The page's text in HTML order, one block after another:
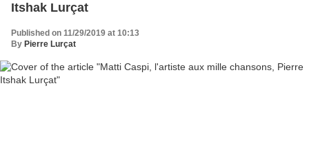
Itshak Lurçat
Published on 11/29/2019 at 10:13
By Pierre Lurçat